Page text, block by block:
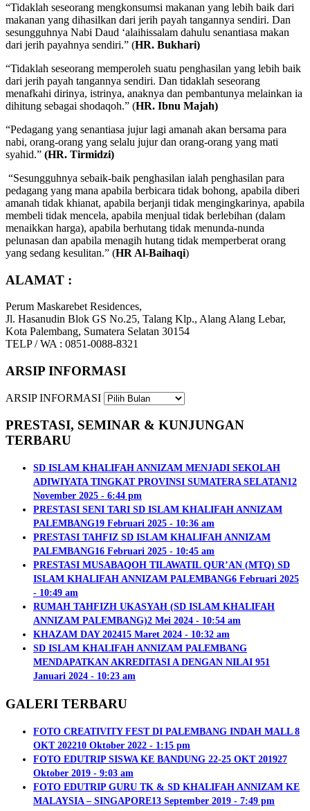
“Tidaklah seseorang mengkonsumsi makanan yang lebih baik dari
makanan yang dihasilkan dari jerih payah tangannya sendiri. Dan
sesungguhnya Nabi Daud ‘alaihissalam dahulu senantiasa makan
dari jerih payahnya sendiri.” (HR. Bukhari)
“Tidaklah seseorang memperoleh suatu penghasilan yang lebih baik
dari jerih payah tangannya sendiri. Dan tidaklah seseorang
menafkahi dirinya, istrinya, anaknya dan pembantunya melainkan ia
dihitung sebagai shodaqoh.” (HR. Ibnu Majah)
“Pedagang yang senantiasa jujur lagi amanah akan bersama para
nabi, orang-orang yang selalu jujur dan orang-orang yang mati
syahid.” (HR. Tirmidzi)
“Sesungguhnya sebaik-baik penghasilan ialah penghasilan para
pedagang yang mana apabila berbicara tidak bohong, apabila diberi
amanah tidak khianat, apabila berjanji tidak mengingkarinya, apabila
membeli tidak mencela, apabila menjual tidak berlebihan (dalam
menaikkan harga), apabila berhutang tidak menunda-nunda
pelunasan dan apabila menagih hutang tidak memperberat orang
yang sedang kesulitan.” (HR Al-Baihaqi)
ALAMAT :
Perum Maskarebet Residences,
Jl. Hasanudin Blok GS No.25, Talang Klp., Alang Alang Lebar,
Kota Palembang, Sumatera Selatan 30154
TELP / WA : 0851-0088-8321
ARSIP INFORMASI
ARSIP INFORMASI
PRESTASI, SEMINAR & KUNJUNGAN
TERBARU
SD ISLAM KHALIFAH ANNIZAM MENJADI SEKOLAH
ADIWIYATA TINGKAT PROVINSI SUMATERA SELATAN12
November 2025 - 6:44 pm
PRESTASI SENI TARI SD ISLAM KHALIFAH ANNIZAM
PALEMBANG19 Februari 2025 - 10:36 am
PRESTASI TAHFIZ SD ISLAM KHALIFAH ANNIZAM
PALEMBANG16 Februari 2025 - 10:45 am
PRESTASI MUSABAQOH TILAWATIL QUR’AN (MTQ) SD
ISLAM KHALIFAH ANNIZAM PALEMBANG6 Februari 2025
- 10:49 am
RUMAH TAHFIZH UKASYAH (SD ISLAM KHALIFAH
ANNIZAM PALEMBANG)2 Mei 2024 - 10:54 am
KHAZAM DAY 202415 Maret 2024 - 10:32 am
SD ISLAM KHALIFAH ANNIZAM PALEMBANG
MENDAPATKAN AKREDITASI A DENGAN NILAI 951
Januari 2024 - 10:23 am
GALERI TERBARU
FOTO CREATIVITY FEST DI PALEMBANG INDAH MALL 8
OKT 202210 Oktober 2022 - 1:15 pm
FOTO EDUTRIP SISWA KE BANDUNG 22-25 OKT 201927
Oktober 2019 - 9:03 am
FOTO EDUTRIP GURU TK & SD KHALIFAH ANNIZAM KE
MALAYSIA – SINGAPORE13 September 2019 - 7:49 pm